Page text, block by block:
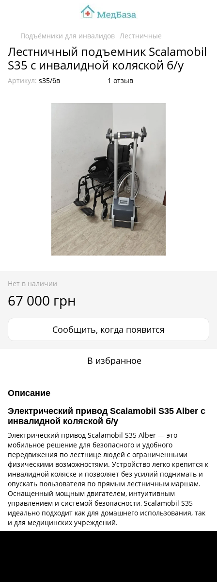
Подъёмники для инвалидов Лестничные
Лестничный подъемник Scalamobil
S35 с инвалидной коляской б/у
Артикул: s35/бв 1 отзыв
Нет в наличии
67 000 грн
Сообщить, когда появится
В избранное
Описание
Электрический привод Scalamobil S35 Alber с
инвалидной коляской б/у
Электрический привод Scalamobil S35 Alber — это
мобильное решение для безопасного и удобного
передвижения по лестнице людей с ограниченными
физическими возможностями. Устройство легко крепится к
инвалидной коляске и позволяет без усилий поднимать и
опускать пользователя по прямым лестничным маршам.
Оснащенный мощным двигателем, интуитивным
управлением и системой безопасности, Scalamobil S35
идеально подходит как для домашнего использования, так
и для медицинских учреждений.